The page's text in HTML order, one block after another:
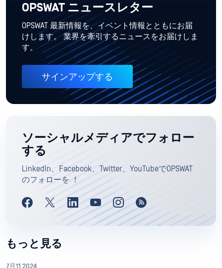
OPSWAT ニュースレター
OPSWAT 最新情報を、イベント情報とともにお届
けします。 業界を牽引するニュースをお届けしま
す。
サインアップする
ソーシャルメディアでフォロー
する
LinkedIn、Facebook、Twitter、YouTubeでOPSWAT
のフォローを ！
もっと見る